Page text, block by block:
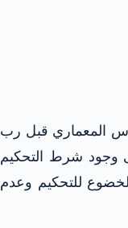
المعماري قبل رب
وجود شرط التحكيم
للتحكيم وعدم